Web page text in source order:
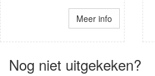
Meer info
Nog niet uitgekeken?